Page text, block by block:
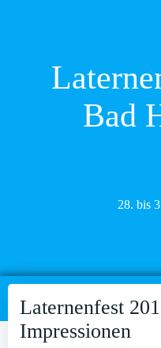
Bad
28. bis
Laternenfest
Impressionen